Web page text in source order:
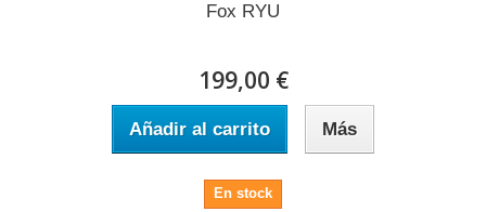
Fox RYU
199,00 €
Añadir al carrito Más
En stock